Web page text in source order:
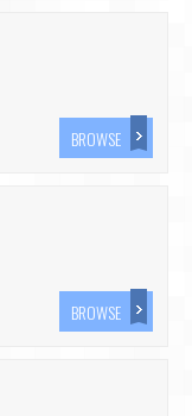
BROWSE
BROWSE